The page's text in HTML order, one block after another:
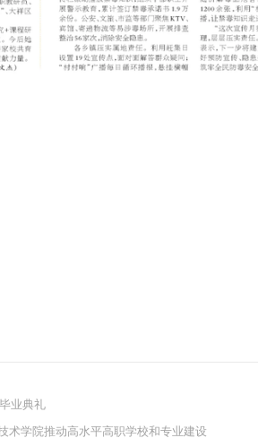
业典礼
术学院推动高水平高职学校和专业建设